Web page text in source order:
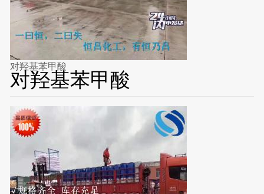
对羟基苯甲酸
对羟基苯甲酸